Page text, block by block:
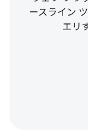
ースライン
エリ